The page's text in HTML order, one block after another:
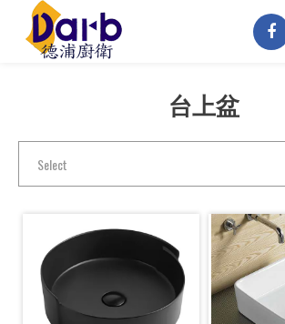
台上盆
Select
實績案例
最新消息